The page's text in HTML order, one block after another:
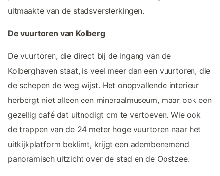
uitmaakte van de stadsversterkingen.
De vuurtoren van Kolberg
De vuurtoren, die direct bij de ingang van de
Kolberghaven staat, is veel meer dan een vuurtoren, die
de schepen de weg wijst. Het onopvallende interieur
herbergt niet alleen een mineraalmuseum, maar ook een
gezellig café dat uitnodigt om te vertoeven. Wie ook
de trappen van de 24 meter hoge vuurtoren naar het
uitkijkplatform beklimt, krijgt een adembenemend
panoramisch uitzicht over de stad en de Oostzee.